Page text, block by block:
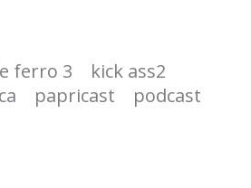
ferro 3
kick ass2
papricast
podcast